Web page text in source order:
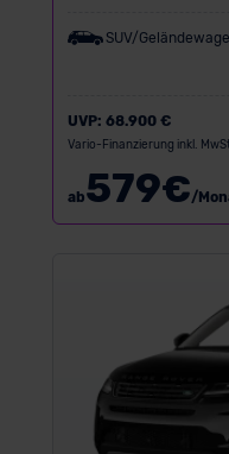
SUV/
UVP: 68.900 €
Vario-Finanzierung inkl.
ab579€/